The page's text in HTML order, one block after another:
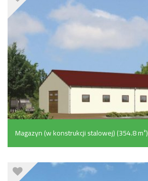
Magazyn (w konstrukcji stalowej) (354.8 m²)